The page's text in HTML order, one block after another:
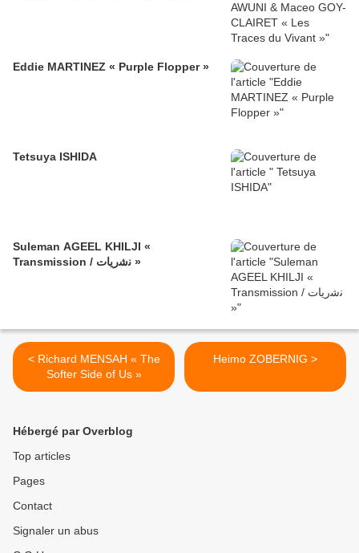
Eddie MARTINEZ « Purple Flopper »
Tetsuya ISHIDA
Suleman AGEEL KHILJI «
Transmission / ﻧﺷرﯾﺎت »
< Richard MENSAH « The
Softer Side of Us »
Heimo ZOBERNIG >
Hébergé par Overblog
Top articles
Pages
Contact
Signaler un abus